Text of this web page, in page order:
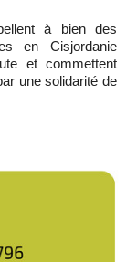
à bien des
en Cisjordanie
et commettent
une solidarité de